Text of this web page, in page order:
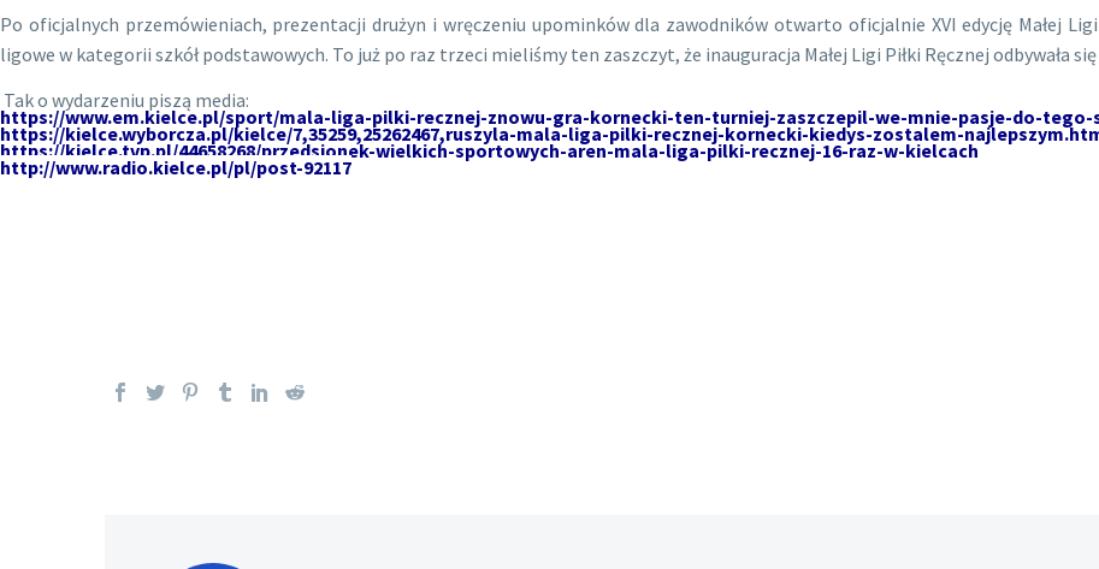
Po oficjalnych przemówieniach, prezentacji drużyn i wręczeniu upominków dla zawodników otwarto oficjalnie XVI edycję Małej
ligowe w kategorii szkół podstawowych. To już po raz trzeci mieliśmy ten zaszczyt, że inauguracja Małej Ligi Piłki Ręcznej odbywała się
Tak o wydarzeniu piszą media:
https://www.em.kielce.pl/sport/mala-liga-pilki-recznej-znowu-gra-kornecki-ten-turniej-zaszczepil-we-mnie-pasje-do-tego-
https://kielce.wyborcza.pl/kielce/7,35259,25262467,ruszyla-mala-liga-pilki-recznej-kornecki-kiedys-zostalem-
https://kielce.tvp.pl/44658268/przedsionek-wielkich-sportowych-aren-mala-liga-pilki-recznej-16-raz-w-kielcach
http://www.radio.kielce.pl/pl/post-92117